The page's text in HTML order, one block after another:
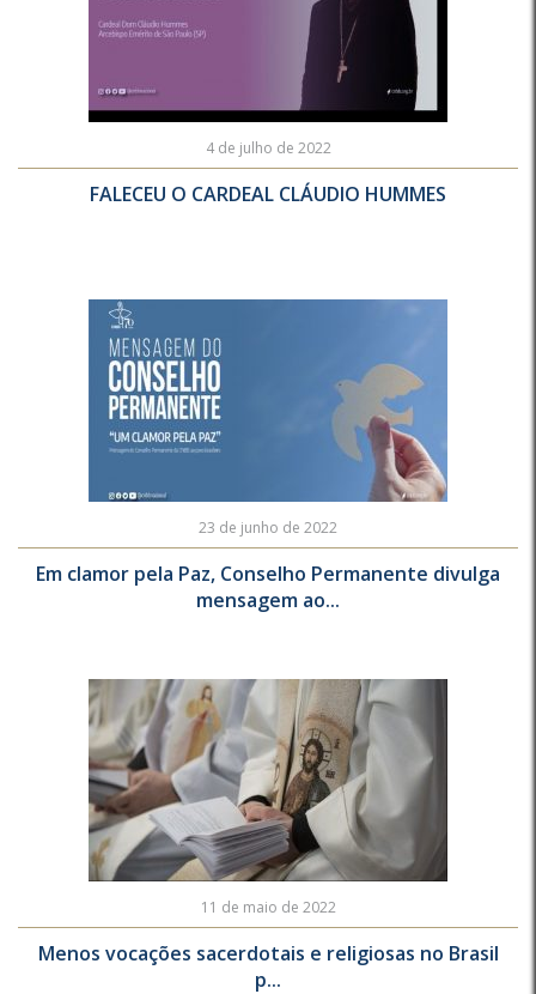
4 de julho de 2022
FALECEU O CARDEAL CLÁUDIO HUMMES
23 de junho de 2022
Em clamor pela Paz, Conselho Permanente divulga
mensagem ao...
11 de maio de 2022
Menos vocações sacerdotais e religiosas no Brasil
p...